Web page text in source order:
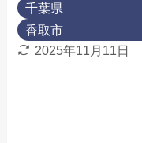
千葉県
香取市
2025年11月11日